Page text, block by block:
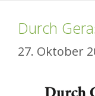
Durch
27. Oktober